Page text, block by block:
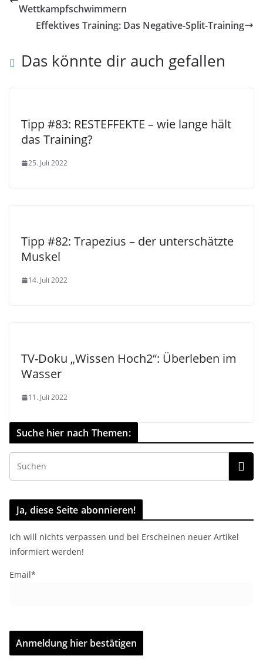
Wettkampfschwimmern
Effektives Training: Das Negative-Split-Training
Das könnte dir auch gefallen
Tipp #83: RESTEFFEKTE – wie lange hält
das Training?
25. Juli 2022
Tipp #82: Trapezius – der unterschätzte
Muskel
14. Juli 2022
TV-Doku „Wissen Hoch2“: Überleben im
Wasser
11. Juli 2022
Suche hier nach Themen:
Ja, diese Seite abonnieren!
Ich will nichts verpassen und bei Erscheinen neuer Artikel
informiert werden!
Email*